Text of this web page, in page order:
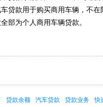
贷款用于购买商用车辆，不
部为个人商用车辆贷款。
贷款余额 汽车贷款 贷款业务 快